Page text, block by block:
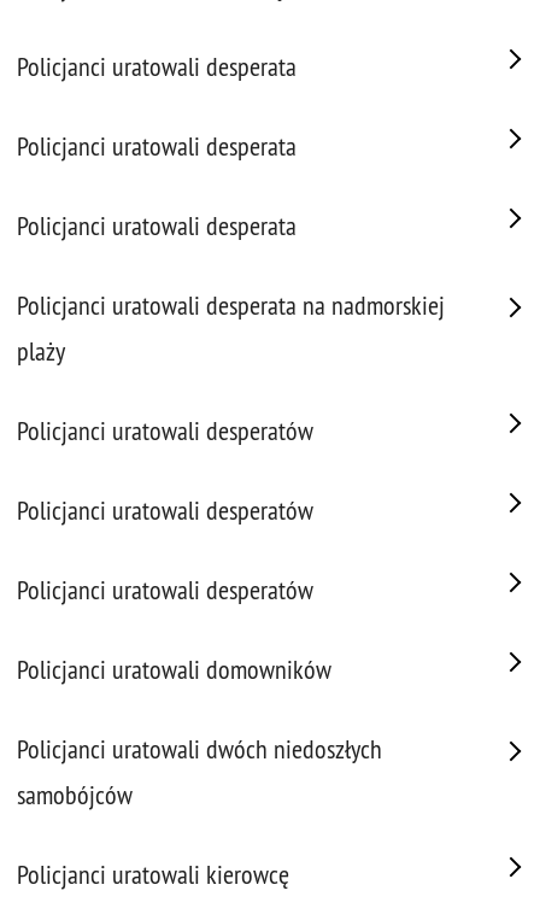
Policjanci uratowali desperata
Policjanci uratowali desperata
Policjanci uratowali desperata
Policjanci uratowali desperata na nadmorskiej
plaży
Policjanci uratowali desperatów
Policjanci uratowali desperatów
Policjanci uratowali desperatów
Policjanci uratowali domowników
Policjanci uratowali dwóch niedoszłych
samobójców
Policjanci uratowali kierowcę